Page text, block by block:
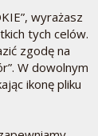
jakości
dowieść, że
wyrażasz
tych celów.
zgodę na
W dowolnym
ikonę pliku